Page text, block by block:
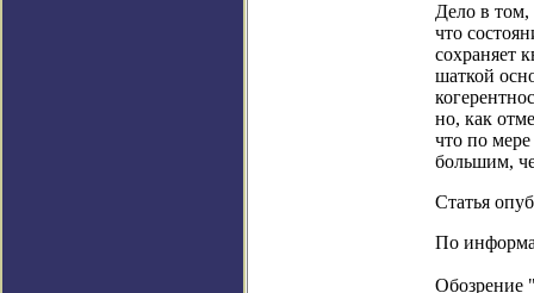
Дело в том,
что
сохраняет
шаткой
но, как
что по
большим,
Статья
По
Обозрение